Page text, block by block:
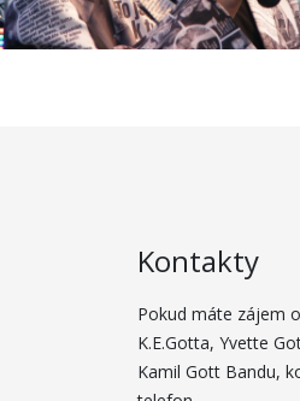
Kontakty
Pokud máte zájem
K.E.Gotta, Yvette
Kamil Gott Bandu,